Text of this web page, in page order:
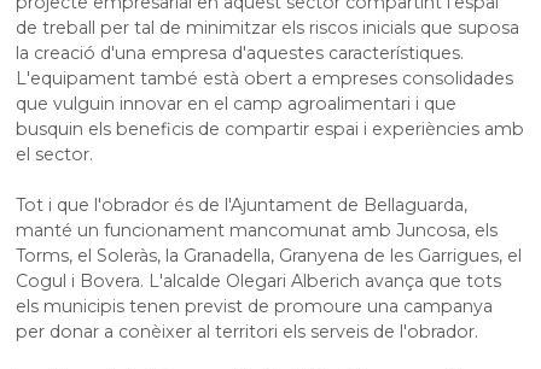
de treball per tal de minimitzar els riscos inicials que suposa
la creació d'una empresa d'aquestes característiques.
L'equipament també està obert a empreses consolidades
que vulguin innovar en el camp agroalimentari i que
busquin els beneficis de compartir espai i experiències amb
el sector.
Tot i que l'obrador és de l'Ajuntament de Bellaguarda,
manté un funcionament mancomunat amb Juncosa, els
Torms, el Soleràs, la Granadella, Granyena de les Garrigues, el
Cogul i Bovera. L'alcalde Olegari Alberich avança que tots
els municipis tenen previst de promoure una campanya
per donar a conèixer al territori els serveis de l'obrador.